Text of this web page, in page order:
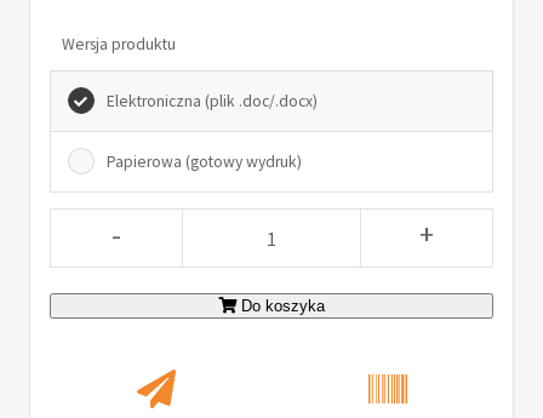
Wersja produktu
Elektroniczna (plik .doc/.docx)
Papierowa (gotowy wydruk)
- +
Do koszyka